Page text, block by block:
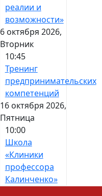
реалии и
возможности»
6 октября 2026,
Вторник
10:45
Тренинг
предпринимательских
компетенций
16 октября 2026,
Пятница
10:00
Школа
«Клиники
профессора
Калинченко»